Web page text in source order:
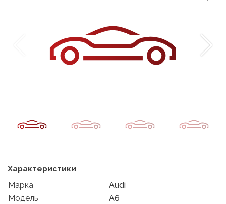
Характеристики
Марка
Audi
Модель
A6